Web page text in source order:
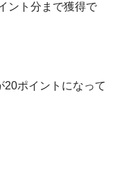
ント分まで獲得で
ポイントになって